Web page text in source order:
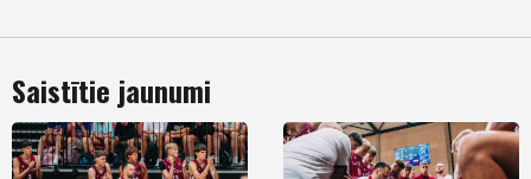
Saistītie jaunumi